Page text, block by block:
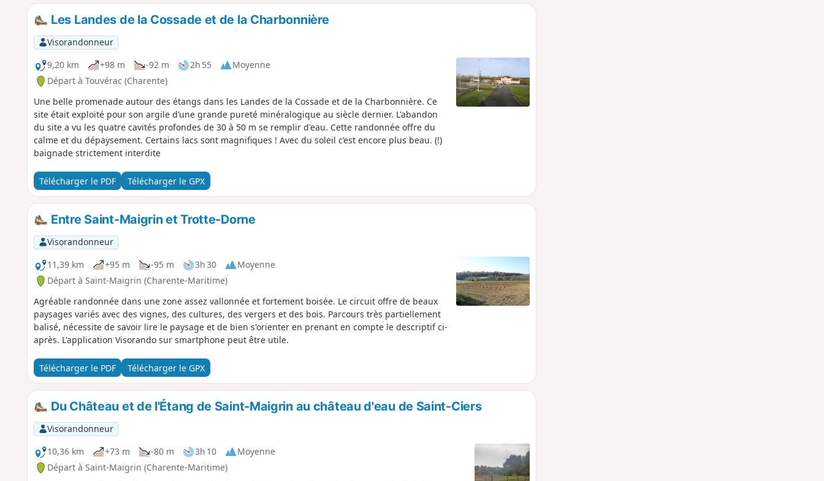
Les Landes de la Cossade et de la Charbonnière
Visorandonneur
9,20 km
+98 m -92 m 2h 55
Moyenne
Départ à Touvérac (Charente)
Une belle promenade autour des étangs dans les Landes de la Cossade et de la Charbonnière. Ce
site était exploité pour son argile d’une grande pureté minéralogique au siècle dernier. L'abandon
du site a vu les quatre cavités profondes de 30 à 50 m se remplir d'eau. Cette randonnée offre du
calme et du dépaysement. Certains lacs sont magnifiques ! Avec du soleil c’est encore plus beau. (!)
baignade strictement interdite
Télécharger le PDF Télécharger le GPX
Entre Saint-Maigrin et Trotte-Dorne
Visorandonneur
11,39 km
+95 m -95 m 3h 30
Moyenne
Départ à Saint-Maigrin (Charente-Maritime)
Agréable randonnée dans une zone assez vallonnée et fortement boisée. Le circuit offre de beaux
paysages variés avec des vignes, des cultures, des vergers et des bois. Parcours très partiellement
balisé, nécessite de savoir lire le paysage et de bien s'orienter en prenant en compte le descriptif ci-
après. L'application Visorando sur smartphone peut être utile.
Télécharger le PDF Télécharger le GPX
Du Château et de l'Étang de Saint-Maigrin au château d'eau de Saint-Ciers
Visorandonneur
10,36 km
+73 m -80 m 3h 10
Moyenne
Départ à Saint-Maigrin (Charente-Maritime)